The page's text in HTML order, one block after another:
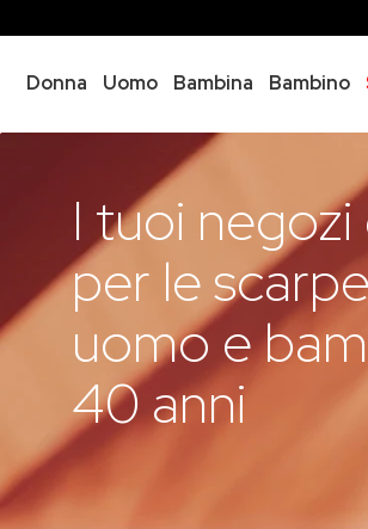
Donna Uomo Bambina Bambino
I tuoi
per le
uomo e
40 anni